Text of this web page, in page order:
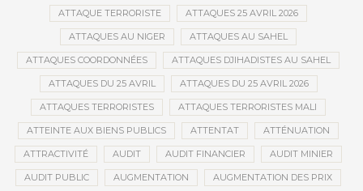
ATTAQUE TERRORISTE ATTAQUES 25 AVRIL 2026
ATTAQUES AU NIGER ATTAQUES AU SAHEL
ATTAQUES COORDONNÉES ATTAQUES DJIHADISTES AU SAHEL
ATTAQUES DU 25 AVRIL ATTAQUES DU 25 AVRIL 2026
ATTAQUES TERRORISTES ATTAQUES TERRORISTES MALI
ATTEINTE AUX BIENS PUBLICS ATTENTAT ATTÉNUATION
ATTRACTIVITÉ AUDIT AUDIT FINANCIER AUDIT MINIER
AUDIT PUBLIC AUGMENTATION AUGMENTATION DES PRIX